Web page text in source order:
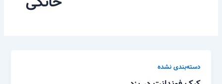
دسته‌بندی نشده